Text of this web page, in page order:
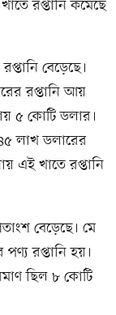
রপ্তানি কমেছে
বেড়েছে।
রপ্তানি আয়
৫ কোটি ডলার।
লাখ ডলারের
এই খাতে রপ্তানি
বেড়েছে। মে
রপ্তানি হয়।
ছিল ৮ কোটি